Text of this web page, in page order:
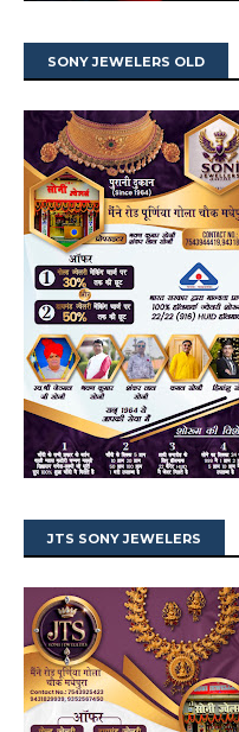
SONY JEWELERS OLD
JTS SONY JEWELERS